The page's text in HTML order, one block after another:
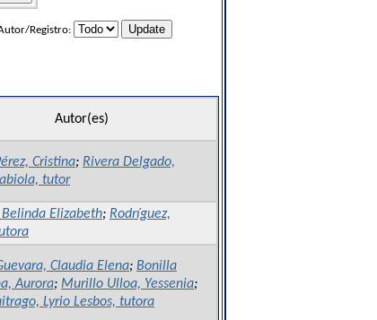
Registro:
Autor(es)
Cristina; Rivera Delgado,
tutor
Belinda Elizabeth; Rodríguez,
Claudia Elena; Bonilla
Aurora; Murillo Ulloa, Yessenia;
Lyrio Lesbos, tutora